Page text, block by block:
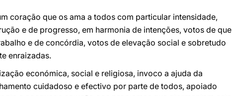
coração que os ama a todos com particular intensidade,
e de progresso, em harmonia de intenções, votos de que
e de concórdia, votos de elevação social e sobretudo
enraizadas.
económica, social e religiosa, invoco a ajuda da
cuidadoso e efectivo por parte de todos, apoiado